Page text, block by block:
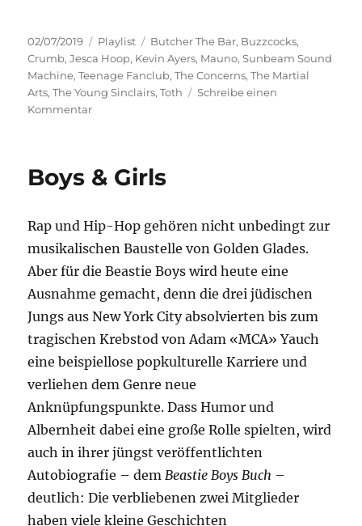
Veröffentlicht
am
02/07/2019 Kategorien
Playlist Schlagwörter
Butcher The Bar, Buzzcocks,
Crumb,Jesca Hoop, Kevin Ayers, Mauno,Sunbeam Sound
Machine,Teenage Fanclub,The Concerns,The Martial
Arts,The Young Sinclairs,Toth
Schreibe einen
Kommentarzu
Boys & Girls
Rap und Hip-Hop gehören nicht unbedingt zur
musikalischen Baustelle von Golden Glades.
Aber für die Beastie Boys wird heute eine
Ausnahme gemacht, denn die drei jüdischen
Jungs aus New York City absolvierten bis zum
tragischen Krebstod von Adam «MCA» Yauch
eine beispiellose popkulturelle Karriere und
verliehen dem Genre neue
Anknüpfungspunkte. Dass Humor und
Albernheit dabei eine große Rolle spielten, wird
auch in ihrer jüngst veröffentlichten
Autobiografie – dem Beastie Boys Buch –
deutlich: Die verbliebenen zwei Mitglieder
haben viele kleine Geschichten